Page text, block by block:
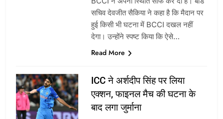
सचिव देवजीत सैकिया ने कहा है कि मैदान पर
हुई किसी भी घटना में BCCI दखल नहीं
देगा। उन्होंने स्पष्ट किया कि ऐसे…
Read More
ICC ने अर्शदीप सिंह पर लिया
एक्शन, फाइनल मैच की घटना के
बाद लगा जुर्माना